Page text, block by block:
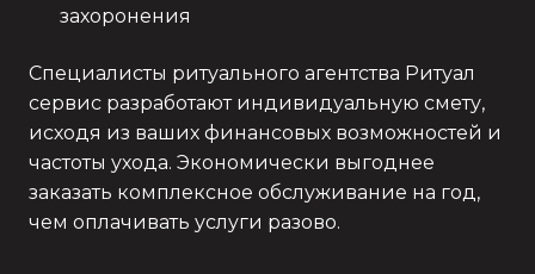
захоронения
Специалисты ритуального агентства Ритуал
сервис разработают индивидуальную смету,
исходя из ваших финансовых возможностей и
частоты ухода. Экономически выгоднее
заказать комплексное обслуживание на год,
чем оплачивать услуги разово.